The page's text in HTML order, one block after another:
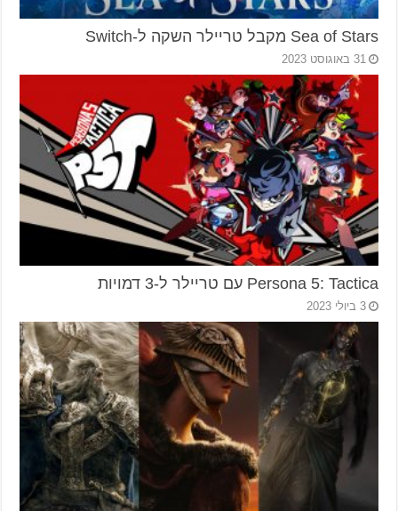
Sea of Stars מקבל טריילר השקה ל-Switch
31 באוגוסט 2023
Persona 5: Tactica עם טריילר ל-3 דמויות
3 ביולי 2023